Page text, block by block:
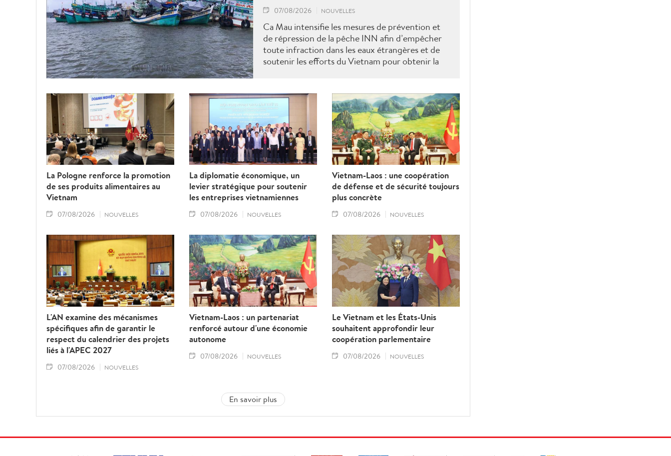
07/08/2026 NOUVELLES
Ca Mau intensifie les mesures de prévention et
de répression de la pêche INN afin d’empêcher
toute infraction dans les eaux étrangères et de
soutenir les efforts du Vietnam pour obtenir la
La Pologne renforce la promotion
de ses produits alimentaires au
Vietnam
07/08/2026 NOUVELLES
La diplomatie économique, un
levier stratégique pour soutenir
les entreprises vietnamiennes
07/08/2026 NOUVELLES
Vietnam-Laos : une coopération
de défense et de sécurité toujours
plus concrète
07/08/2026 NOUVELLES
L'AN examine des mécanismes
spécifiques afin de garantir le
respect du calendrier des projets
liés à l'APEC 2027
07/08/2026 NOUVELLES
Vietnam-Laos : un partenariat
renforcé autour d'une économie
autonome
07/08/2026 NOUVELLES
Le Vietnam et les États-Unis
souhaitent approfondir leur
coopération parlementaire
07/08/2026 NOUVELLES
En savoir plus